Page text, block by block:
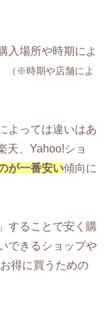
入場所や時期によ
（※時期や店舗によ
よっては違いはあ
天、Yahoo!ショ
が一番安い傾向に
することで安く購
できるショップや
得に買うための